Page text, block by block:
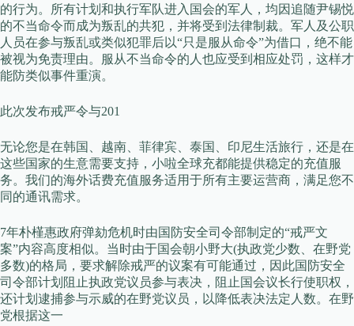
的行为。所有计划和执行军队进入国会的军人，均因追随尹锡悦
的不当命令而成为叛乱的共犯，并将受到法律制裁。军人及公职
人员在参与叛乱或类似犯罪后以“只是服从命令”为借口，绝不能
被视为免责理由。服从不当命令的人也应受到相应处罚，这样才
能防类似事件重演。
此次发布戒严令与201
无论您是在韩国、越南、菲律宾、泰国、印尼生活旅行，还是在
这些国家的生意需要支持，小啦全球充都能提供稳定的充值服
务。我们的海外话费充值服务适用于所有主要运营商，满足您不
同的通讯需求。
7年朴槿惠政府弹劾危机时由国防安全司令部制定的“戒严文
案”内容高度相似。当时由于国会朝小野大(执政党少数、在野党
多数)的格局，要求解除戒严的议案有可能通过，因此国防安全
司令部计划阻止执政党议员参与表决，阻止国会议长行使职权，
还计划逮捕参与示威的在野党议员，以降低表决法定人数。在野
党根据这一